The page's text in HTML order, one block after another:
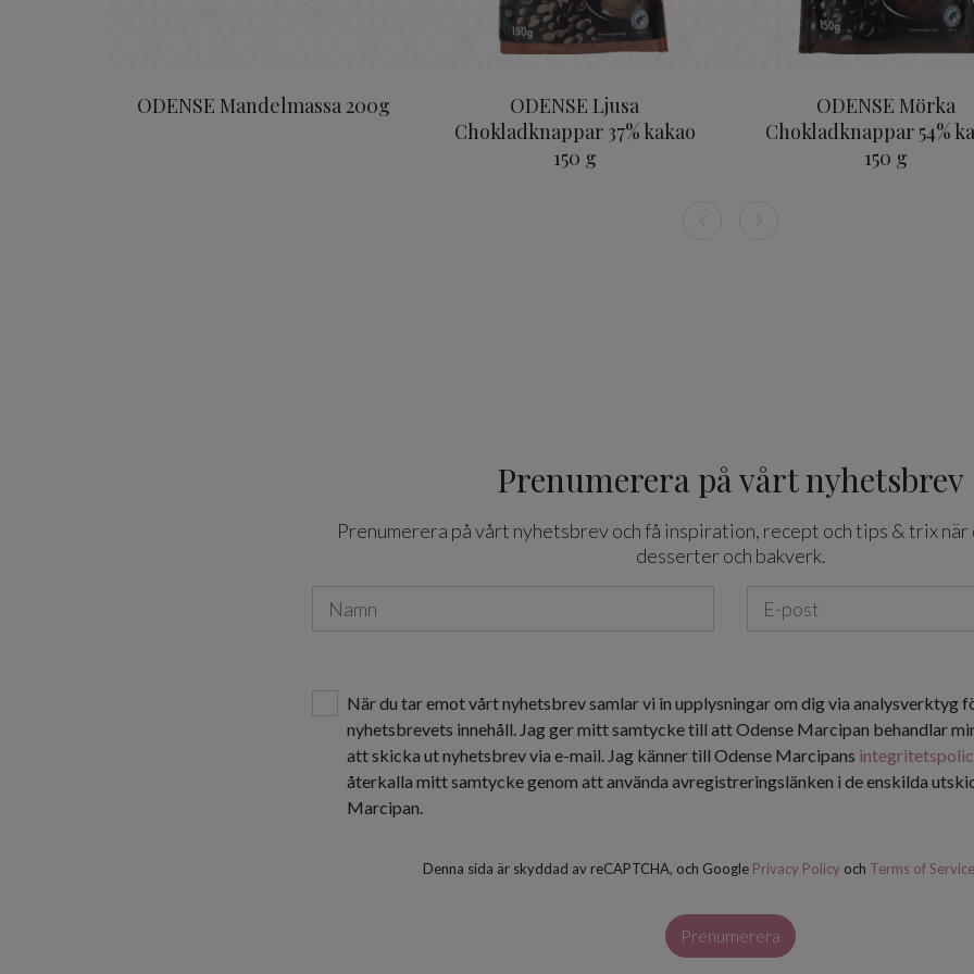
ODENSE Mandelmassa 200g
ODENSE Ljusa
Chokladknappar 37% kakao
150 g
ODENSE Mörka
Chokladknappar 54%
150 g
Prenumerera på vårt nyhetsbrev
Prenumerera på vårt nyhetsbrev och få inspiration, recept och tips & trix
desserter och bakverk.
När du tar emot vårt nyhetsbrev samlar vi in upplysningar om dig via analysverktyg
nyhetsbrevets innehåll. Jag ger mitt samtycke till att Odense Marcipan behandlar
att skicka ut nyhetsbrev via e-mail. Jag känner till Odense Marcipans
återkalla mitt samtycke genom att använda avregistreringslänken i de enskilda
Marcipan.
Denna sida är skyddad av reCAPTCHA, och Google Privacy Policy och Terms of Service
Prenumerera